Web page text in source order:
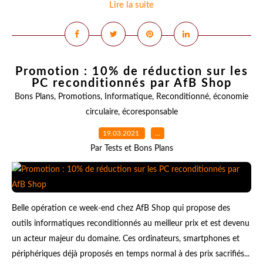
Lire la suite
Promotion : 10% de réduction sur les
PC reconditionnés par AfB Shop
Bons Plans, Promotions, Informatique, Reconditionné, économie
circulaire, écoresponsable
19.03.2021 …
Par Tests et Bons Plans
Belle opération ce week-end chez AfB Shop qui propose des
outils informatiques reconditionnés au meilleur prix et est devenu
un acteur majeur du domaine. Ces ordinateurs, smartphones et
périphériques déjà proposés en temps normal à des prix sacrifiés...